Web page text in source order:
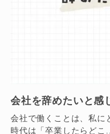
会社を辞めたいと感
会社で働くことは、私に
時代は「卒業したらどこ